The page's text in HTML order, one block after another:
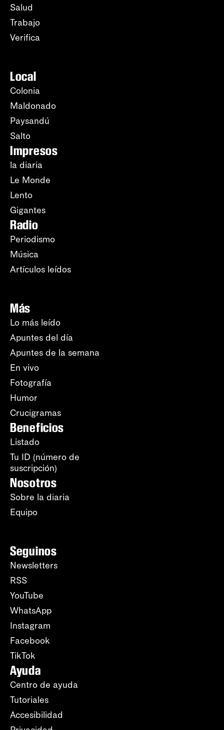
Salud
Trabajo
Verifica
Local
Colonia
Maldonado
Paysandú
Salto
Impresos
la diaria
Le Monde
Lento
Gigantes
Radio
Periodismo
Música
Artículos leídos
Más
Lo más leído
Apuntes del día
Apuntes de la semana
En vivo
Fotografía
Humor
Crucigramas
Beneficios
Listado
Tu ID (número de
suscripción)
Nosotros
Sobre la diaria
Equipo
Seguinos
Newsletters
RSS
YouTube
WhatsApp
Instagram
Facebook
TikTok
Ayuda
Centro de ayuda
Tutoriales
Accesibilidad